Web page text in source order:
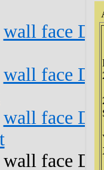
wall face
wall face
wall face
face